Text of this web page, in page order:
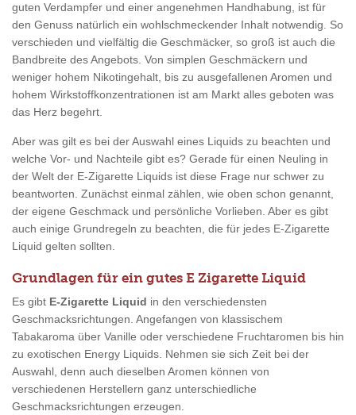
guten Verdampfer und einer angenehmen Handhabung, ist für
den Genuss natürlich ein wohlschmeckender Inhalt notwendig. So
verschieden und vielfältig die Geschmäcker, so groß ist auch die
Bandbreite des Angebots. Von simplen Geschmäckern und
weniger hohem Nikotingehalt, bis zu ausgefallenen Aromen und
hohem Wirkstoffkonzentrationen ist am Markt alles geboten was
das Herz begehrt.
Aber was gilt es bei der Auswahl eines Liquids zu beachten und
welche Vor- und Nachteile gibt es? Gerade für einen Neuling in
der Welt der E-Zigarette Liquids ist diese Frage nur schwer zu
beantworten. Zunächst einmal zählen, wie oben schon genannt,
der eigene Geschmack und persönliche Vorlieben. Aber es gibt
auch einige Grundregeln zu beachten, die für jedes E-Zigarette
Liquid gelten sollten.
Grundlagen für ein gutes E Zigarette Liquid
Es gibt E-Zigarette Liquid in den verschiedensten
Geschmacksrichtungen. Angefangen von klassischem
Tabakaroma über Vanille oder verschiedene Fruchtaromen bis hin
zu exotischen Energy Liquids. Nehmen sie sich Zeit bei der
Auswahl, denn auch dieselben Aromen können von
verschiedenen Herstellern ganz unterschiedliche
Geschmacksrichtungen erzeugen.